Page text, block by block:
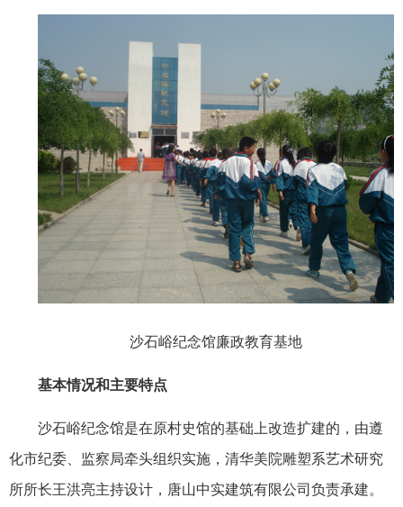
沙石峪纪念馆廉政教育基地
基本情况和主要特点
沙石峪纪念馆是在原村史馆的基础上改造扩建的，由遵
化市纪委、监察局牵头组织实施，清华美院雕塑系艺术研究
所所长王洪亮主持设计，唐山中实建筑有限公司负责承建。